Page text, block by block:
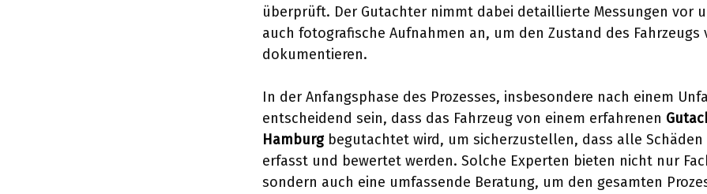
überprüft. Der Gutachter nimmt dabei detaillierte Messungen vor
auch fotografische Aufnahmen an, um den Zustand des Fahrzeugs
dokumentieren.
In der Anfangsphase des Prozesses, insbesondere nach einem
entscheidend sein, dass das Fahrzeug von einem erfahrenen
Hamburg begutachtet wird, um sicherzustellen, dass alle
erfasst und bewertet werden. Solche Experten bieten nicht nur
sondern auch eine umfassende Beratung, um den gesamten